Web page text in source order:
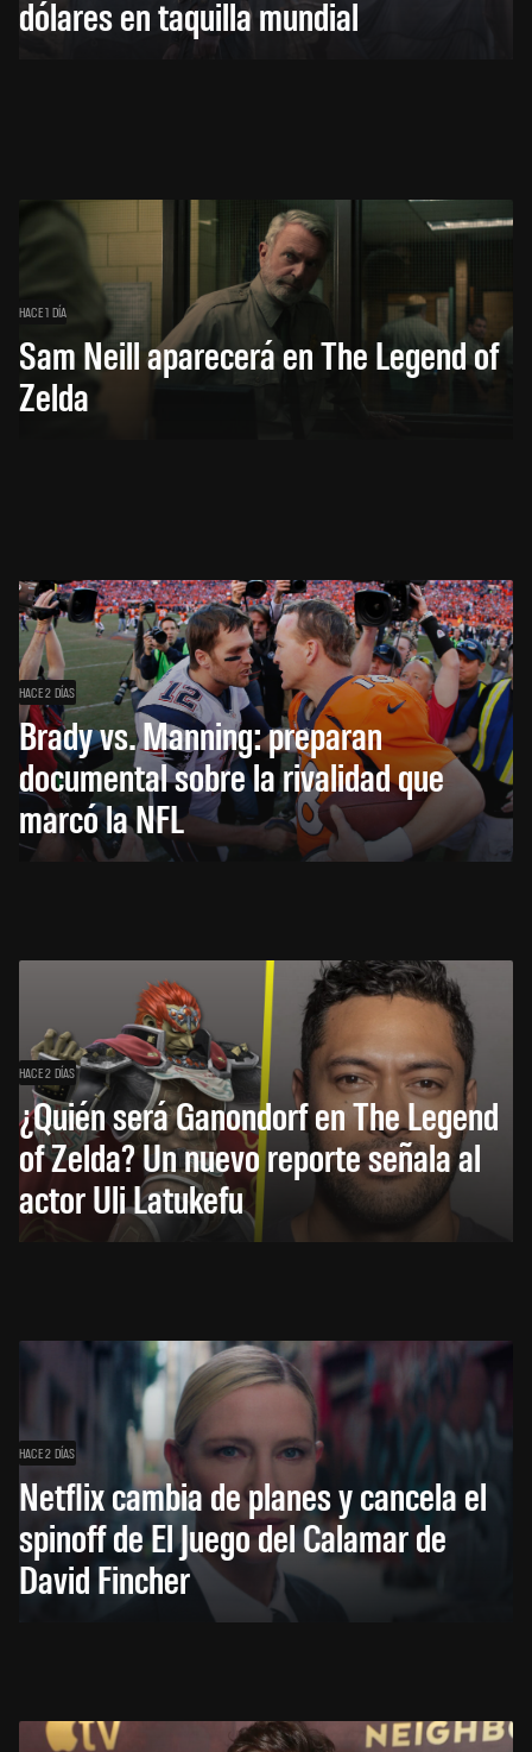
dólares en taquilla mundial
HACE 1 DÍA
Sam Neill aparecerá en The Legend of
Zelda
HACE 2 DÍAS
Brady vs. Manning: preparan
documental sobre la rivalidad que
marcó la NFL
HACE 2 DÍAS
¿Quién será Ganondorf en The Legend
of Zelda? Un nuevo reporte señala al
actor Uli Latukefu
HACE 2 DÍAS
Netflix cambia de planes y cancela el
spinoff de El Juego del Calamar de
David Fincher